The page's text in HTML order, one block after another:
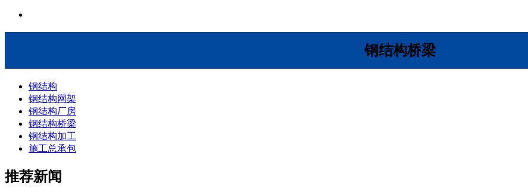
钢结构桥梁
钢结构
钢结构网架
钢结构厂房
钢结构桥梁
钢结构加工
施工总承包
推荐新闻